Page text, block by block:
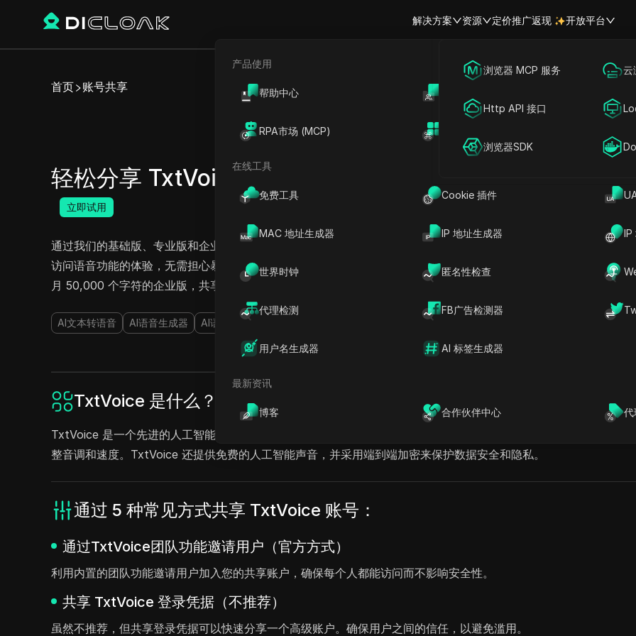
解决方案
海外社媒营销
广告投放
账号共享
资源
产品使用
帮助中心
RPA市场 (MCP)
在线工具
免费工具 Cookie 插件
MAC 地址生成器 IP 地址生成器 IP
世界时钟 匿名性检查
代理检测 FB广告检测器
用户名生成器 AI 标签生成器
最新资讯
博客 合作伙伴中心 代
定价推广返现 开放平台
浏览器 MCP 服务 云
Http API 接口
浏览器SDK
首页 账号共享
轻松共享 TxtVoice 账
轻松分享 TxtVoice Pro 和 TxtVoice Enterprise 账户
立即试用
通过我们的基础版、专业版和企业版，释放 TxtVoice 的强大功能，让您的账户可以跨设备共享！享受无缝
访问语音功能的体验，无需担心暴露您的账户凭据或密码。无论您是使用每月 500 个字符的基础版，还是每
月 50,000 个字符的企业版，共享都简单安全。今天就提升您在 TxtVoice 的体验吧！
AI文本转语音 AI语音生成器 AI语音合成
TxtVoice 是什么？
TxtVoice 是一个先进的人工智能驱动的文本转语音平台，可以实时将文本转换为逼真的声音。它支持超过 50 种语
整音调和速度。TxtVoice 还提供免费的人工智能声音，并采用端到端加密来保护数据安全和隐私。
通过 5 种常见方式共享 TxtVoice 账号：
通过TxtVoice团队功能邀请用户（官方方式）
利用内置的团队功能邀请用户加入您的共享账户，确保每个人都能访问而不影响安全性。
共享 TxtVoice 登录凭据（不推荐）
虽然不推荐，但共享登录凭据可以快速分享一个高级账户。确保用户之间的信任，以避免滥用。